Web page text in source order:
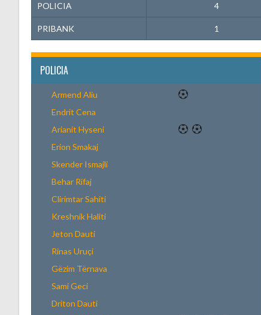
POLICIA 4
PRIBANK 1
POLICIA
Armend Aliu
Endrit Cena
Arianit Hyseni
Erion Smakaj
Skender Ismajli
Behar Rifaj
Clirimtar Sahiti
Kreshnik Haliti
Jeton Dauti
Rinas Uruçi
Gëzim Tërnava
Sami Geci
Driton Dauti